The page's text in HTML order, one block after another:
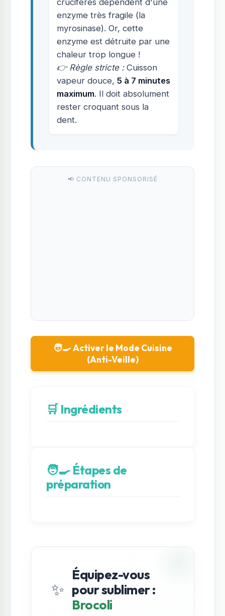
enzyme très fragile (la
myrosinase). Or, cette
enzyme est détruite par une
chaleur trop longue !
👉 Règle stricte :Cuisson
vapeur douce, 5 à 7 minutes
maximum. Il doit absolument
rester croquant sous la
dent.
📢 CONTENU SPONSORISÉ
🧑‍🍳 Activer le Mode Cuisine
(Anti-Veille)
🛒 Ingrédients
🧑‍🍳 Étapes de
préparation
✨
Équipez-vous
pour sublimer :
Brocoli